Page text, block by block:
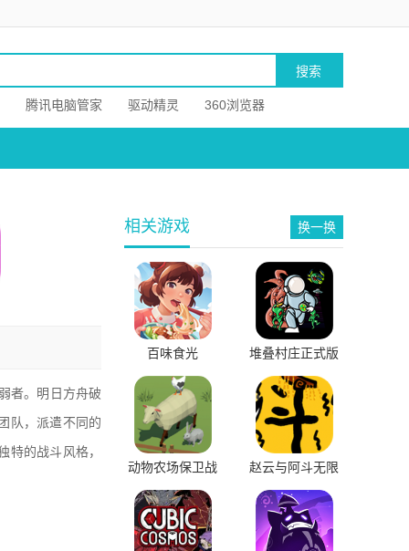
腾讯电脑管家 驱动精灵 360浏览器
者。明日方舟破
队，派遣不同的
的战斗风格，
相关游戏 换一换
百味食光
堆叠村庄正式版
动物农场保卫战
赵云与阿斗无限